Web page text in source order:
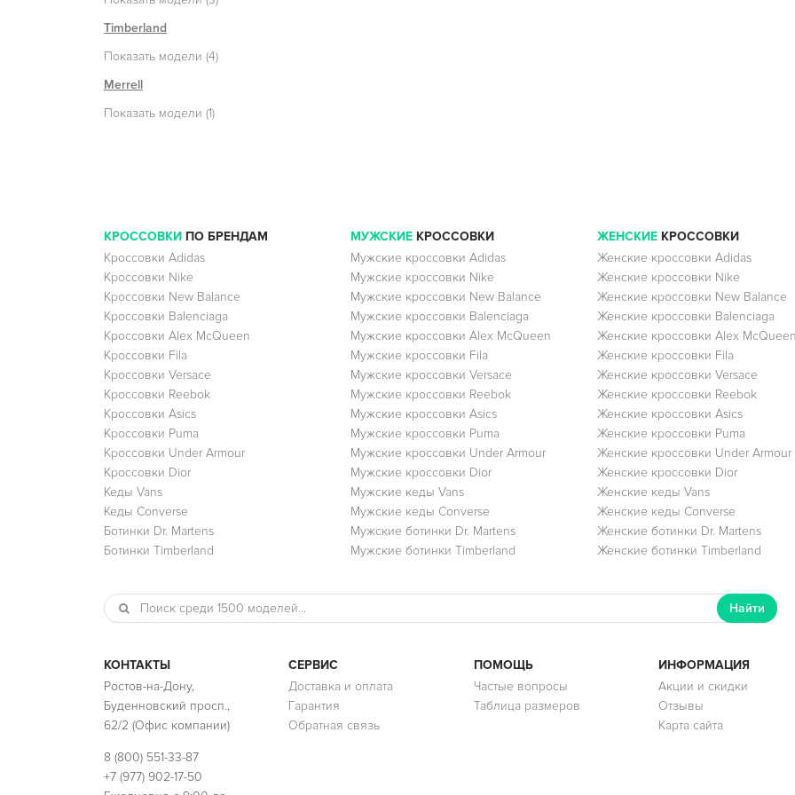
Timberland
Показать модели (4)
Merrell
Показать модели (1)
КРОССОВКИ ПО БРЕНДАМ
Кроссовки Adidas
Кроссовки Nike
Кроссовки New Balance
Кроссовки Balenciaga
Кроссовки Alex McQueen
Кроссовки Fila
Кроссовки Versace
Кроссовки Reebok
Кроссовки Asics
Кроссовки Puma
Кроссовки Under Armour
Кроссовки Dior
Кеды Vans
Кеды Converse
Ботинки Dr. Martens
Ботинки Timberland
МУЖСКИЕКРОССОВКИ
Мужские кроссовки Adidas
Мужские кроссовки Nike
Мужские кроссовки New Balance
Мужские кроссовки Balenciaga
Мужские кроссовки Alex McQueen
Мужские кроссовки Fila
Мужские кроссовки Versace
Мужские кроссовки Reebok
Мужские кроссовки Asics
Мужские кроссовки Puma
Мужские кроссовки Under Armour
Мужские кроссовки Dior
Мужские кеды Vans
Мужские кеды Converse
Мужские ботинки Dr. Martens
Мужские ботинки Timberland
ЖЕНСКИЕКРОССОВКИ
Женские кроссовки Adidas
Женские кроссовки Nike
Женские кроссовки New Balance
Женские кроссовки Balenciaga
Женские кроссовки Alex
Женские кроссовки Fila
Женские кроссовки Versace
Женские кроссовки Reebok
Женские кроссовки Asics
Женские кроссовки Puma
Женские кроссовки Under Armour
Женские кроссовки Dior
Женские кеды Vans
Женские кеды Converse
Женские ботинки Dr. Martens
Женские ботинки Timberland
Найти
КОНТАКТЫ
Ростов-на-Дону,
Буденновский просп.,
62/2 (Офис компании)
8 (800) 551-33-87
+7 (977) 902-17-50
СЕРВИС
Доставка и оплата
Гарантия
Обратная связь
ПОМОЩЬ
Частые вопросы
Таблица размеров
ИНФОРМАЦИЯ
Акции и скидки
Отзывы
Карта сайта